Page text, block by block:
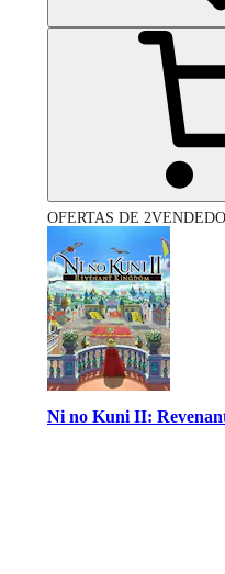
OFERTAS DE
Ni no Kuni II: